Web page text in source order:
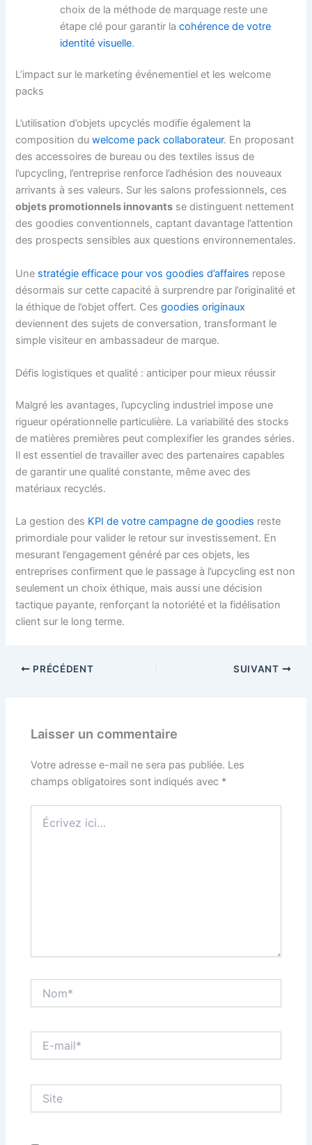
choix de la méthode de marquage reste une
étape clé pour garantir lacohérence de votre
identité visuelle.
L’impact sur le marketing événementiel et les welcome
packs
L’utilisation d’objets upcyclés modifie également la
composition duwelcome pack collaborateur. En proposant
des accessoires de bureau ou des textiles issus de
l’upcycling, l’entreprise renforce l’adhésion des nouveaux
arrivants à ses valeurs. Sur les salons professionnels, ces
objets promotionnels innovants se distinguent nettement
des goodies conventionnels, captant davantage l’attention
des prospects sensibles aux questions environnementales.
Une stratégie efficace pour vos goodies d’affaires repose
désormais sur cette capacité à surprendre par l’originalité et
la éthique de l’objet offert. Cesgoodies originaux
deviennent des sujets de conversation, transformant le
simple visiteur en ambassadeur de marque.
Défis logistiques et qualité : anticiper pour mieux réussir
Malgré les avantages, l’upcycling industriel impose une
rigueur opérationnelle particulière. La variabilité des stocks
de matières premières peut complexifier les grandes séries.
Il est essentiel de travailler avec des partenaires capables
de garantir une qualité constante, même avec des
matériaux recyclés.
La gestion des KPI de votre campagne de goodies reste
primordiale pour valider le retour sur investissement. En
mesurant l’engagement généré par ces objets, les
entreprises confirment que le passage à l’upcycling est non
seulement un choix éthique, mais aussi une décision
tactique payante, renforçant la notoriété et la fidélisation
client sur le long terme.
PRÉCÉDENT SUIVANT
Laisser un commentaire
Votre adresse e-mail ne sera pas publiée. Les
champs obligatoires sont indiqués avec *
ici…
mail*